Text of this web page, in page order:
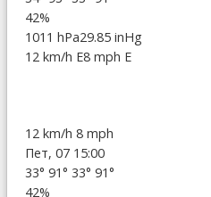
42%
1011 hPa29.85 inHg
12 km/h E8 mph E
12 km/h 8 mph
Пет, 07 15:00
33° 91° 33° 91°
42%